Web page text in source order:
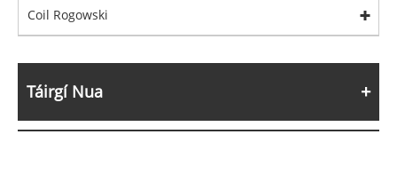
Coil Rogowski
Táirgí Nua